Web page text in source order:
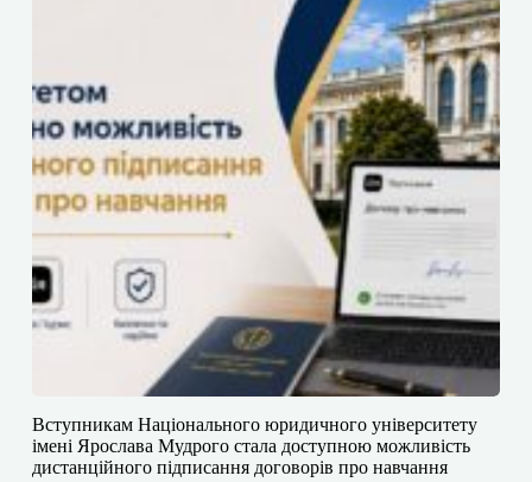
​​Вступникам Національного юридичного університету
імені Ярослава Мудрого⁠ стала доступною можливість
дистанційного підписання договорів про навчання